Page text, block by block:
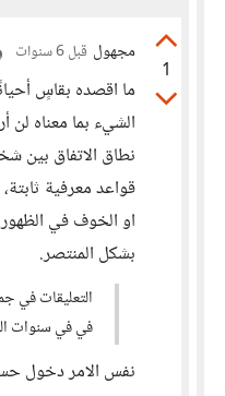
1
مجهول قبل 6 سنوات
ما اقصده بقاسٍ
الشيء بما معناه لن
نطاق الاتفاق
قواعد معرفية
او الخوف في
بشكل المنتصر.
التعليقات في
في في سنوات